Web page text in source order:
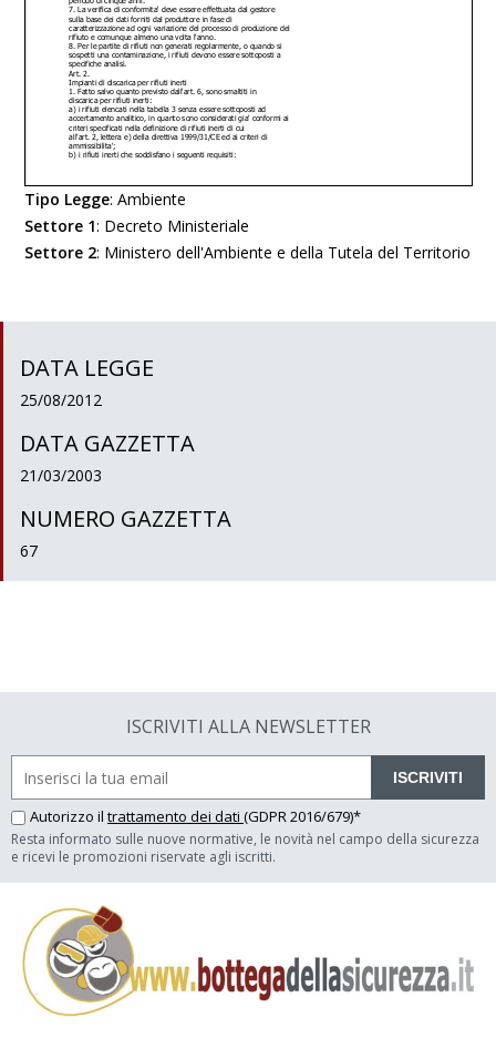
Tipo Legge:Ambiente
Settore 1: Decreto Ministeriale
Settore 2: Ministero dell'Ambiente e della Tutela del Territorio
DATA LEGGE
25/08/2012
DATA GAZZETTA
21/03/2003
NUMERO GAZZETTA
67
ISCRIVITI ALLA NEWSLETTER
ISCRIVITI
Autorizzo il trattamento dei dati (GDPR 2016/679)*
Resta informato sulle nuove normative, le novità nel campo della sicurezza
e ricevi le promozioni riservate agli iscritti.